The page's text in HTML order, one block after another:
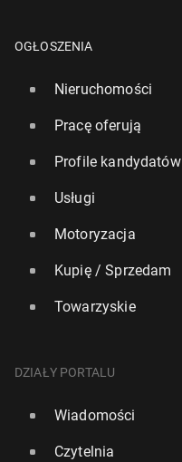
OGŁOSZENIA
Nieruchomości
Pracę oferują
Profile kandydatów
Usługi
Motoryzacja
Kupię / Sprzedam
Towarzyskie
DZIAŁY PORTALU
Wiadomości
Czytelnia